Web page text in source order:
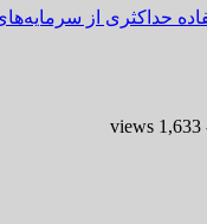
حداکثری از
-